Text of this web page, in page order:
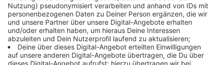
zum Download angeboten, heißt es von der
Bundespolizei in Münster. Die Nutzer brauchten nur
noch Name und Adresse einzutragen. Die
Bundespolizei sagt: Wer so ein Papier vorzeigt, macht
sich strafbar. Außerdem gibt es ein Bußgeld von 150